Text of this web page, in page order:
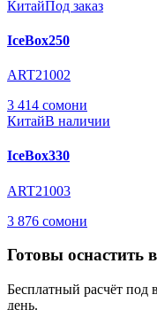
КитайПод заказ
IceBox250
ART21002
3 414 сомони
КитайВ наличии
IceBox330
ART21003
3 876 сомони
Готовы оснастить
Бесплатный расчёт
день.